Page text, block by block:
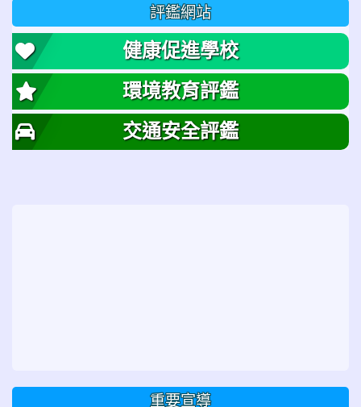
評鑑網站
健康促進學校
環境教育評鑑
交通安全評鑑
重要宣導